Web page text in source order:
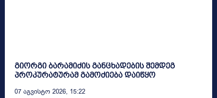
გიორგი ბარამიძის განცხადების შემდეგ
პროკურატურამ გამოძიება დაიწყო
07 Აგვისტო 2026, 15:22